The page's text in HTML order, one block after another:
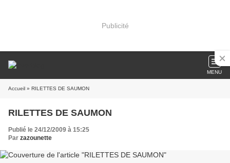
Publicité
MENU
Accueil » RILETTES DE SAUMON
RILETTES DE SAUMON
Publié le 24/12/2009 à 15:25
Par zazounette